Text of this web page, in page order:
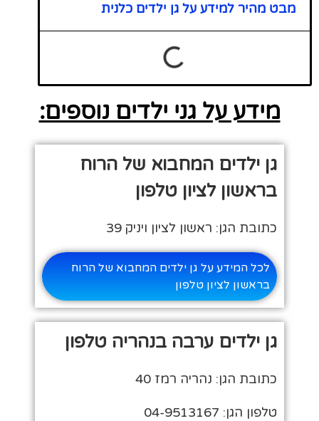
מבט מהיר למידע על גן ילדים כלנית
מידע על גני ילדים נוספים:
גן ילדים המחבוא של הרוח
בראשון לציון טלפון
כתובת הגן: ראשון לציון ויניק 39
לכל המידע על גן ילדים המחבוא של הרוח
בראשון לציון טלפון
גן ילדים ערבה בנהריה טלפון
כתובת הגן: נהריה רמז 40
טלפון הגן: 04-9513167